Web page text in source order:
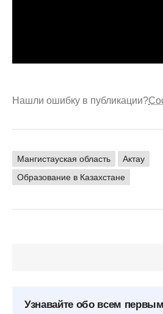
Нашли ошибку в публикации?
Мангистауская область
Актау
Образование в Казахстане
Узнавайте обо всем